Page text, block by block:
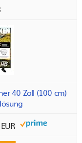
40 Zoll (100 cm)